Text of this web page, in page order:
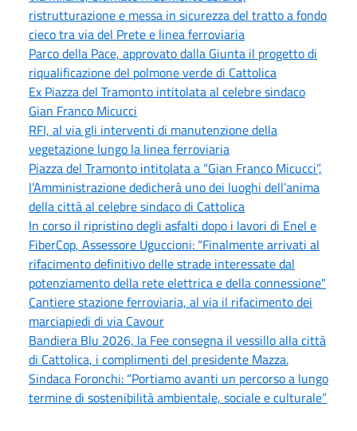
ristrutturazione e messa in sicurezza del tratto a fondo
cieco tra via del Prete e linea ferroviaria
Parco della Pace, approvato dalla Giunta il progetto di
riqualificazione del polmone verde di Cattolica
Ex Piazza del Tramonto intitolata al celebre sindaco
Gian Franco Micucci
RFI, al via gli interventi di manutenzione della
vegetazione lungo la linea ferroviaria
Piazza del Tramonto intitolata a “Gian Franco Micucci”,
l’Amministrazione dedicherà uno dei luoghi dell’anima
della città al celebre sindaco di Cattolica
In corso il ripristino degli asfalti dopo i lavori di Enel e
FiberCop, Assessore Uguccioni: “Finalmente arrivati al
rifacimento definitivo delle strade interessate dal
potenziamento della rete elettrica e della connessione"
Cantiere stazione ferroviaria, al via il rifacimento dei
marciapiedi di via Cavour
Bandiera Blu 2026, la Fee consegna il vessillo alla città
di Cattolica, i complimenti del presidente Mazza.
Sindaca Foronchi: “Portiamo avanti un percorso a lungo
termine di sostenibilità ambientale, sociale e culturale”